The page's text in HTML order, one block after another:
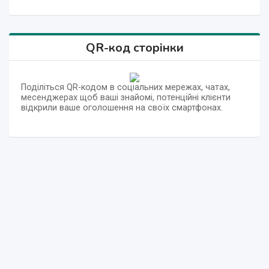
QR-код сторінки
Поділіться QR-кодом в соціальних мережах, чатах,
месенджерах щоб ваші знайомі, потенційні клієнти
відкрили ваше оголошення на своїх смартфонах.